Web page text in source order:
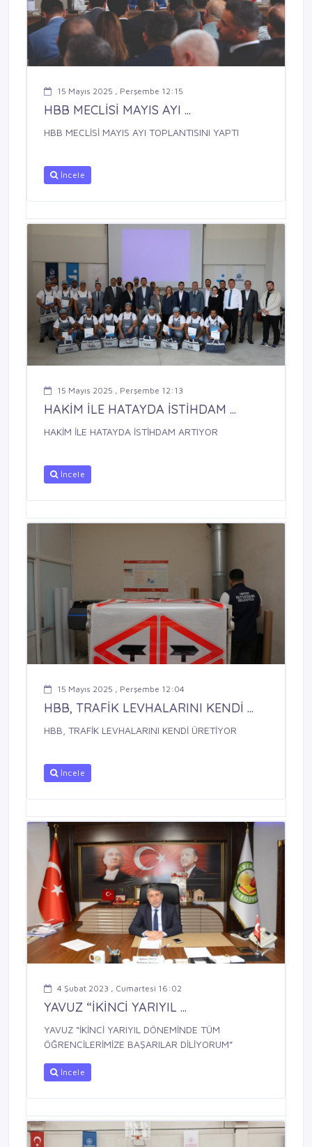
15 Mayıs 2025 , Perşembe 12:15
HBB MECLİSİ MAYIS AYI ...
HBB MECLİSİ MAYIS AYI TOPLANTISINI YAPTI
İncele
15 Mayıs 2025 , Perşembe 12:13
HAKİM İLE HATAYDA İSTİHDAM ...
HAKİM İLE HATAYDA İSTİHDAM ARTIYOR
İncele
15 Mayıs 2025 , Perşembe 12:04
HBB, TRAFİK LEVHALARINI KENDİ ...
HBB, TRAFİK LEVHALARINI KENDİ ÜRETİYOR
İncele
4 Şubat 2023 , Cumartesi 16:02
YAVUZ “İKİNCİ YARIYIL ...
YAVUZ “İKİNCİ YARIYIL DÖNEMİNDE TÜM
ÖĞRENCİLERİMİZE BAŞARILAR DİLİYORUM”
İncele